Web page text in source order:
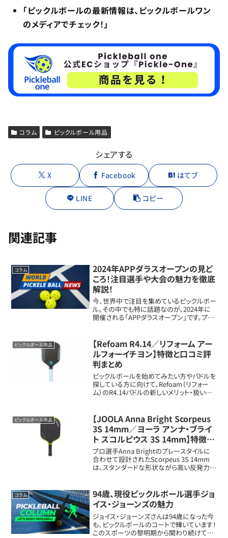
「ピックルボールの最新情報は、ピックルボールワン
のメディアでチェック！」
コラム ピックルボール用品
シェアする
X Facebook はてブ
LINE コピー
関連記事
コラム
2024年APPダラスオープンの見ど
ころ！注目選手や大会の魅力を徹底
解説！
今、世界中で注目を集めているピックルボー
ル。その中でも特に話題なのが、2024年に
開催される「APPダラスオープン」です。プロ
ています。この記事では、APPダラス...
ピックルボール用品
【Refoam R4.14／リフォーム アー
ルフォーイチヨン】特徴と口コミ評
判まとめ
ピックルボールを始めてみたい方やパドルを
探している方に向けて、Refoam（リフォー
ム）のR4.14パドルの新しいメリット・扱いや
ーボンファイバー（...
ピックルボール用品
【JOOLA Anna Bright Scorpeus
3S 14mm／ヨーラ アンナ・ブライ
ト スコルピウス 3S 14mm】特徴と
口コミ評判まとめ
プロ選手Anna Brightのプレースタイルに
合わせて設計されたScorpeus 3S 14mm
は、スタンダードな形状ながら高い反発力と
素材：Charged C...
コラム
94歳、現役ピックルボール選手ジョ
イス・ジョーンズの魅力
ジョイス・ジョーンズさんは94歳になった今
も、ピックルボールのコートで輝いています！
このスポーツの黎明期から関わり続けてき